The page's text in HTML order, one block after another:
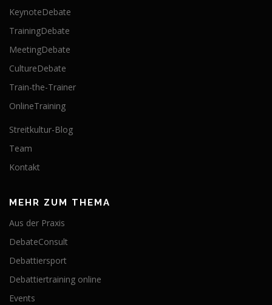
KeynoteDebate
TrainingDebate
MeetingDebate
CultureDebate
Train-the-Trainer
OnlineTraining
Streitkultur-Blog
Team
Kontakt
MEHR ZUM THEMA
Aus der Praxis
DebateConsult
Debattiersport
Debattiertraining online
Events